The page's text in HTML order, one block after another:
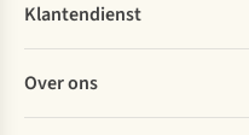
Klantendienst
Bestellen
Betalen
Over ons